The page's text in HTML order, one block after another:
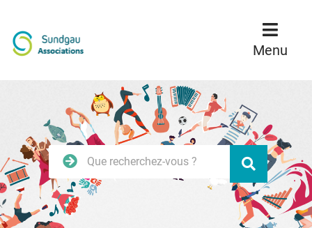
Menu
Rechercher
sur
le
site
Valider